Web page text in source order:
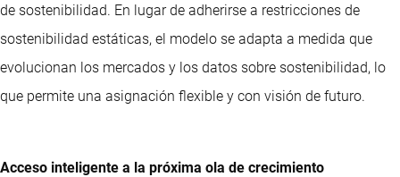
de sostenibilidad. En lugar de adherirse a restricciones de
sostenibilidad estáticas, el modelo se adapta a medida que
evolucionan los mercados y los datos sobre sostenibilidad, lo
que permite una asignación flexible y con visión de futuro.
Acceso inteligente a la próxima ola de crecimiento